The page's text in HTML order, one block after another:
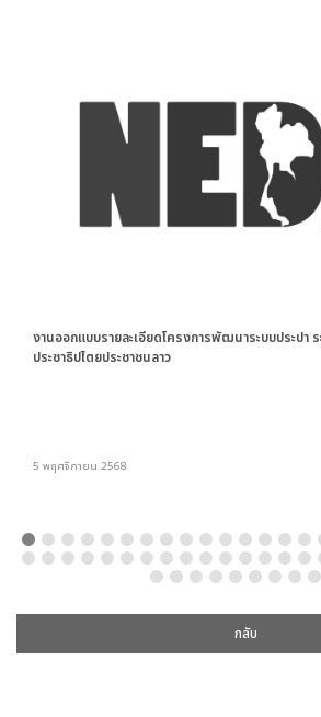
งานออกแบบรายละเอียดโครงการพัฒนาระบบประปา
ประชาธิปไตยประชาชนลาว
5 พฤศจิกายน 2568
กลับ